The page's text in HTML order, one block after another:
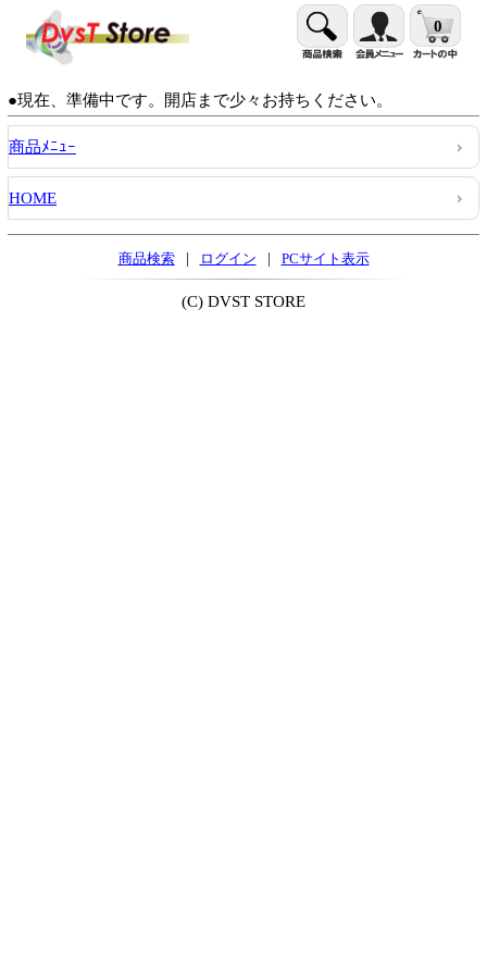
0
●現在、準備中です。開店まで少々お持ちください。
商品ﾒﾆｭｰ
HOME
商品検索 | ログイン | PCサイト表示
(C) DVST STORE